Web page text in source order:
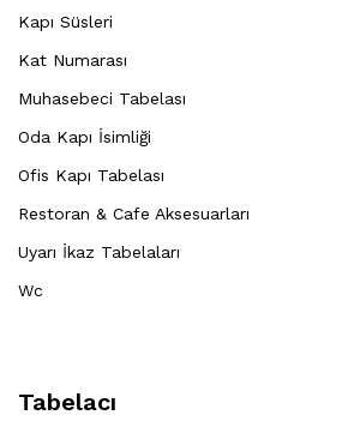
Kapı Süsleri
Kat Numarası
Muhasebeci Tabelası
Oda Kapı İsimliği
Ofis Kapı Tabelası
Restoran & Cafe Aksesuarları
Uyarı İkaz Tabelaları
Wc
Tabelacı